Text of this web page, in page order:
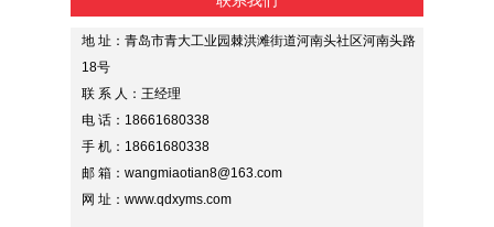
地 址：青岛市青大工业园棘洪滩街道河南头社区河南头路
18号
联 系 人：王经理
电 话：18661680338
手 机：18661680338
邮 箱：wangmiaotian8@163.com
网 址：www.qdxyms.com